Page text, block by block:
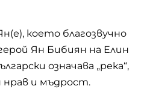
което благозвучно
Ян Бибиян на Елин
означава „река“,
нрав и мъдрост.